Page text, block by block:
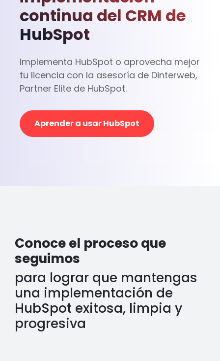
continua del CRM de
HubSpot
Implementa HubSpot o aprovecha mejor
tu licencia con la asesoría de Dinterweb,
Partner Elite de HubSpot.
Aprender a usar HubSpot
Conoce el proceso que
seguimos
para lograr que mantengas
una implementación de
HubSpot exitosa, limpia y
progresiva